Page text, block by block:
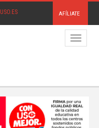
USO.ES AFÍLIATE
Menú